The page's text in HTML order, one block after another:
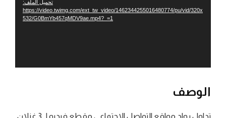
تحميل الملف:
https://video.twimg.com/ext_tw_video/1462344255016480774/pu/vid/320x
532/G0BmYb457qMDV9ae.mp4?_=1
الوصف
تداول رواد مواقع التواصل الاجتماعي مقطع فيديو لـ 3 غزلان